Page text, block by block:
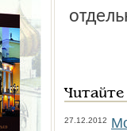
27.12.2012